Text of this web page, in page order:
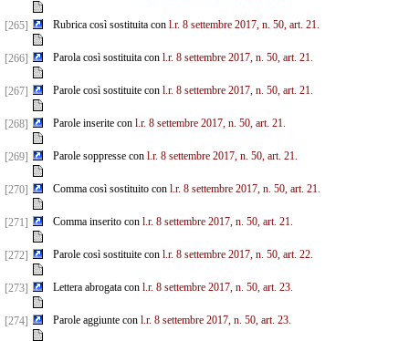
[265] Rubrica così sostituita con l.r. 8 settembre 2017, n. 50, art. 21.
[266] Parola così sostituita con l.r. 8 settembre 2017, n. 50, art. 21.
[267] Parole così sostituite con l.r. 8 settembre 2017, n. 50, art. 21.
[268] Parole inserite con l.r. 8 settembre 2017, n. 50, art. 21.
[269] Parole soppresse con l.r. 8 settembre 2017, n. 50, art. 21.
[270] Comma così sostituito con l.r. 8 settembre 2017, n. 50, art. 21.
[271] Comma inserito con l.r. 8 settembre 2017, n. 50, art. 21.
[272] Parole così sostituite con l.r. 8 settembre 2017, n. 50, art. 22.
[273] Lettera abrogata con l.r. 8 settembre 2017, n. 50, art. 23.
[274] Parole aggiunte con l.r. 8 settembre 2017, n. 50, art. 23.